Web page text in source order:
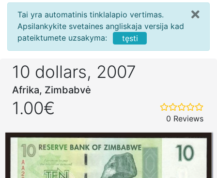
Tai yra automatinis tinklalapio vertimas.
Apsilankykite svetaines angliskaja versija kad
pateiktumete uzsakyma:
tęsti
10 dollars, 2007
Afrika, Zimbabvė
1.00€
0 Reviews